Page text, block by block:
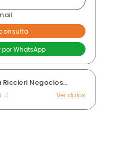
Riccieri Negocios
42 Ver datos